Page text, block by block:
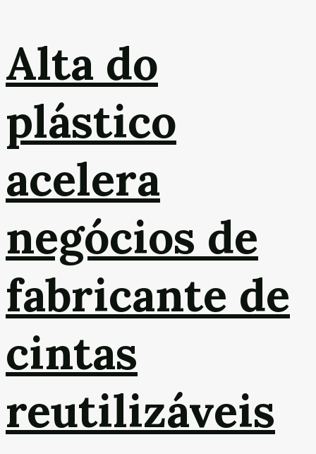
Alta do
plástico
acelera
negócios de
fabricante de
cintas
reutilizáveis